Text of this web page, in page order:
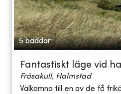
5 bäddar
Fantastiskt läge vid
Frösakull, Halmstad
Välkomna till en av de få